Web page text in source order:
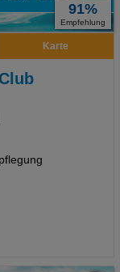
91%
Empfehlung
Karte